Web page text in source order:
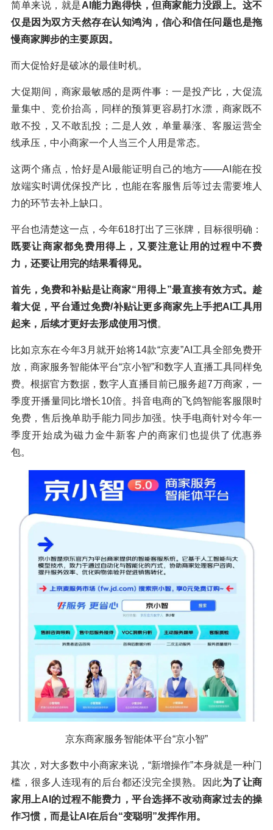
简单来说，就是AI能力跑得快，但商家能力没跟上。这不
仅是因为双方天然存在认知鸿沟，信心和信任问题也是拖
慢商家脚步的主要原因。
而大促恰好是破冰的最佳时机。
大促期间，商家最敏感的是两件事：一是投产比，大促流
量集中、竞价抬高，同样的预算更容易打水漂，商家既不
敢不投，又不敢乱投；二是人效，单量暴涨、客服运营全
线承压，中小商家一个人当三个人用是常态。
这两个痛点，恰好是AI最能证明自己的地方——AI能在投
放端实时调优保投产比，也能在客服售后等过去需要堆人
力的环节去补上缺口。
平台也清楚这一点，今年618打出了三张牌，目标很明确：
既要让商家都免费用得上，又要注意让用的过程中不费
力，还要让用完的结果看得见。
首先，免费和补贴是让商家“用得上”最直接有效方式。趁
着大促，平台通过免费/补贴让更多商家先上手把AI工具用
起来，后续才更好去形成使用习惯。
比如京东在今年3月就开始将14款“京麦”AI工具全部免费开
放，商家服务智能体平台“京小智”和数字人直播工具同样免
费。根据官方数据，数字人直播目前已服务超7万商家，一
季度开播量同比增长10倍。抖音电商的飞鸽智能客服限时
免费，售后挽单助手能力同步加强。快手电商针对今年一
季度开始成为磁力金牛新客户的商家们也提供了优惠券
包。
京东商家服务智能体平台“京小智”
其次，对大多数中小商家来说，“新增操作”本身就是一种门
槛，很多人连现有的后台都还没完全摸熟。因此为了让商
家用上AI的过程不能费力，平台选择不改动商家过去的操
作习惯，而是让AI在后台“变聪明”发挥作用。